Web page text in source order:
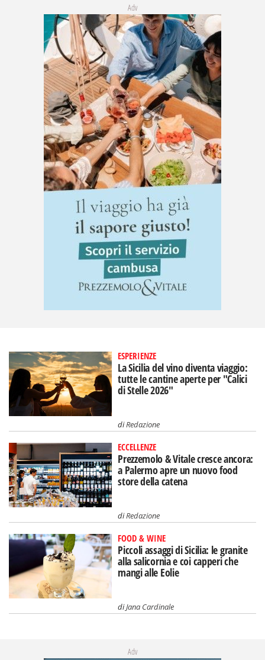
Adv
ESPERIENZE
La Sicilia del vino diventa viaggio:
tutte le cantine aperte per "Calici
di Stelle 2026"
diRedazione
ECCELLENZE
Prezzemolo & Vitale cresce ancora:
a Palermo apre un nuovo food
store della catena
diRedazione
FOOD & WINE
Piccoli assaggi di Sicilia: le granite
alla salicornia e coi capperi che
mangi alle Eolie
diJana Cardinale
Adv